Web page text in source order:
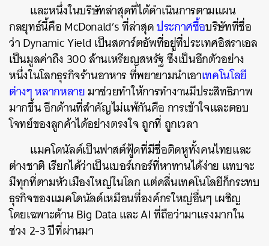
และหนึ่งในบริษัทล่าสุดที่ได้ดำเนินการตามแผน
กลยุทธ์นี้คือ McDonald’s ที่ล่าสุดประกาศซื้อบริษัทที่ชื่อ
ว่า Dynamic Yield เป็นสตาร์ตอัพที่อยู่ที่ประเทศอิสราเอล
เป็นมูลค่าถึง 300 ล้านเหรียญสหรัฐ ซึ่งเป็นอีกตัวอย่าง
หนึ่งในโลกธุรกิจร้านอาหาร ที่พยายามนำเอาเทคโนโลยี
ต่างๆ หลากหลายมาช่วยทำให้การทำงานมีประสิทธิภาพ
มากขึ้น อีกด้านที่สำคัญไม่แพ้กันคือ การเข้าใจและตอบ
โจทย์ของลูกค้าได้อย่างตรงใจ ถูกที่ ถูกเวลา
แมคโดนัลด์เป็นฟาสต์ฟู้ดที่มีชื่อติดหูทั้งคนไทยและ
ต่างชาติ เรียกได้ว่าเป็นเบอร์เกอร์ที่หาทานได้ง่าย แทบจะ
มีทุกที่ตามหัวเมืองใหญ่ในโลก แต่คลื่นเทคโนโลยีก็กระทบ
ธุรกิจของแมคโดนัลด์เหมือนที่องค์กรใหญ่อื่นๆ เผชิญ
โดยเฉพาะด้าน Big Data และ AI ที่ถือว่ามาแรงมากใน
ช่วง 2-3 ปีที่ผ่านมา